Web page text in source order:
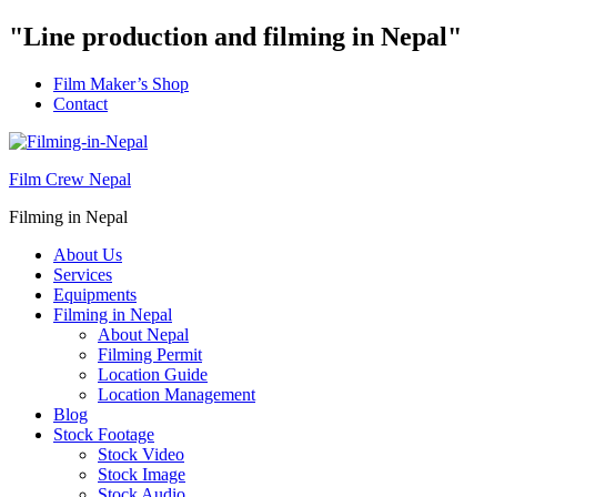
"Line production and filming in Nepal"
Film Maker’s Shop
Contact
Film Crew Nepal
Filming in Nepal
About Us
Services
Equipments
Filming in Nepal
About Nepal
Filming Permit
Location Guide
Location Management
Blog
Stock Footage
Stock Video
Stock Image